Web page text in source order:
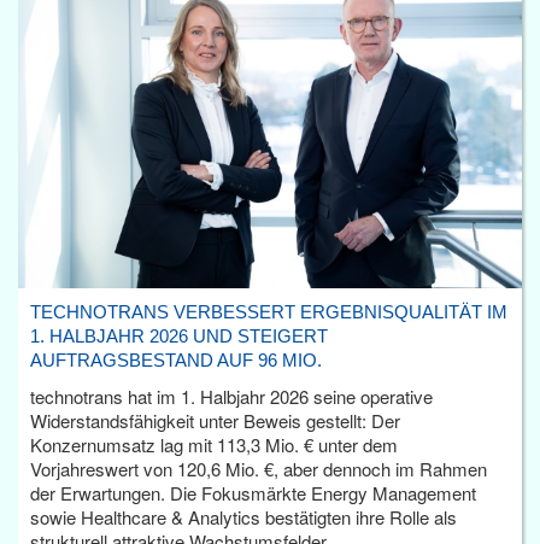
TECHNOTRANS VERBESSERT ERGEBNISQUALITÄT IM
1. HALBJAHR 2026 UND STEIGERT
AUFTRAGSBESTAND AUF 96 MIO.
technotrans hat im 1. Halbjahr 2026 seine operative
Widerstandsfähigkeit unter Beweis gestellt: Der
Konzernumsatz lag mit 113,3 Mio. € unter dem
Vorjahreswert von 120,6 Mio. €, aber dennoch im Rahmen
der Erwartungen. Die Fokusmärkte Energy Management
sowie Healthcare & Analytics bestätigten ihre Rolle als